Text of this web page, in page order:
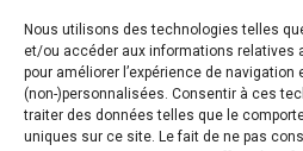
Nous utilisons des technologies telles
et/ou accéder aux informations relatives
pour améliorer l’expérience de
(non-)personnalisées. Consentir à ces
traiter des données telles que le
uniques sur ce site. Le fait de ne pas
verre de sécurité trempé 6 mm
option avec revêtement
aluminium anodisé Poignées
réglage côté champ fixe dans
Segment de porte coulissante